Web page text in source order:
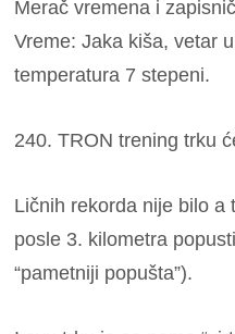
Merač vremena i
Vreme:Jaka kiša, vetar
temperatura 7 stepeni.
240. TRON trening trku
Ličnih rekorda nije bilo a
posle 3. kilometra
“pametniji popušta”).